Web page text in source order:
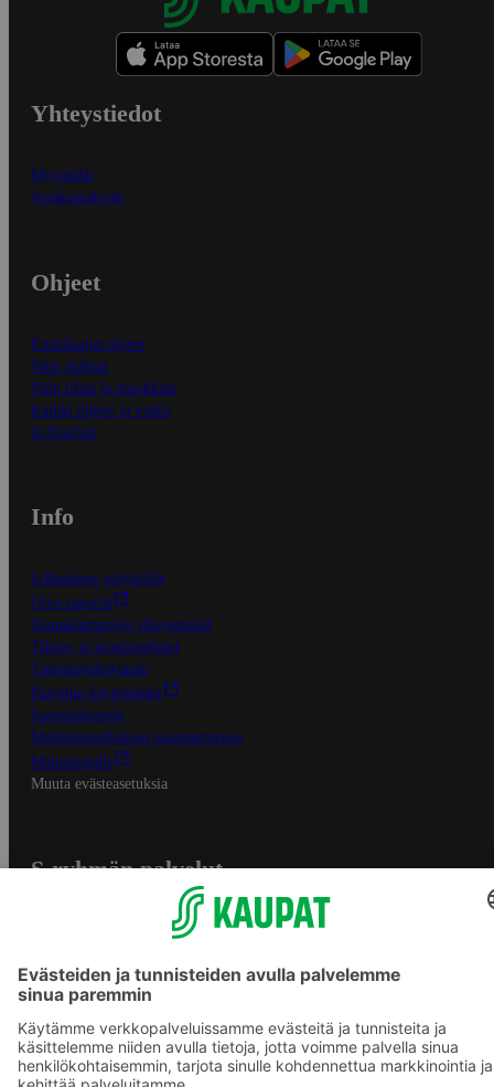
Yhteystiedot
Myymälät
Asiakaspalvelu
Ohjeet
Ensitilaajan ohjeet
Näin maksat
Näin tilaat ja muokkaat
Kaikki ohjeet ja vinkit
In English
Info
S-Business yrityksille
Oiva-raportit
Osuuskauppojen yhteystiedot
Tilaus- ja toimitusehdot
Tietosuojakäytäntö
Palvelun käyttöehdot
Saavutettavuus
Mobiilisovelluksen saavutettavuus
Mainostajalle
Muuta evästeasetuksia
S-ryhmän palvelut
Yhteishyvä Ruoka -sovellus
S-ostoslista -sovellus
Prisma.fi
Sokos.fi
S-Pankki